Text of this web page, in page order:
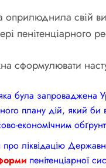
оприлюднила свій
пенітенціарного
сформулювати
була запроваджена
плану дій, який
економічним
ліквідацію
и пенітенціарної